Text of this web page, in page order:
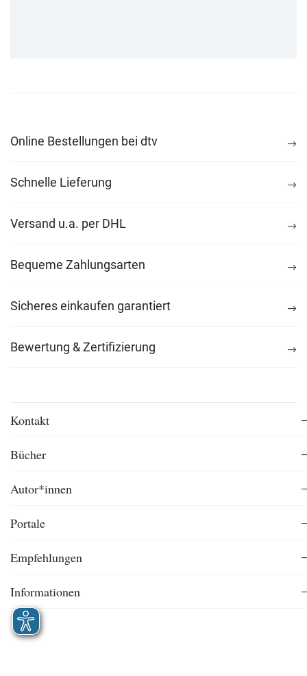
Online Bestellungen bei dtv
Schnelle Lieferung
Versand u.a. per DHL
Bequeme Zahlungsarten
Sicheres einkaufen garantiert
Bewertung & Zertifizierung
Kontakt
Bücher
Autor*innen
Portale
Empfehlungen
Informationen